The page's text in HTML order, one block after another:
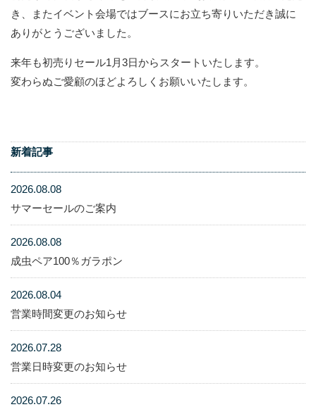
新着記事
2026.08.08
サマーセールのご案内
2026.08.08
成虫ペア100％ガラポン
2026.08.04
営業時間変更のお知らせ
2026.07.28
営業日時変更のお知らせ
2026.07.26
き、またイベント会場ではブースにお立ち寄りいただき誠に
ありがとうございました。
来年も初売りセール1月3日からスタートいたします。
変わらぬご愛顧のほどよろしくお願いいたします。